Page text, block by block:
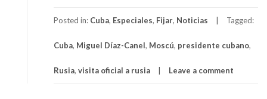
Posted in: Cuba, Especiales, Fijar, Noticias Tagged:
Cuba, Miguel Díaz-Canel, Moscú, presidente cubano,
Rusia, visita oficial a rusia Leave a comment